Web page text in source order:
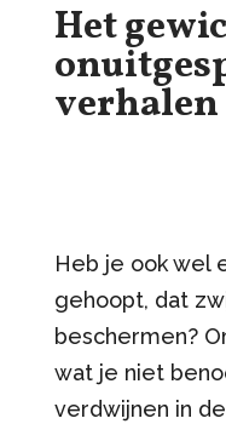
Het
verhalen
Heb je ook wel
gehoopt, dat
beschermen?
wat je niet
verdwijnen in